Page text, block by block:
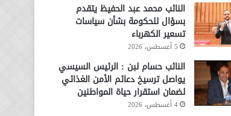
النائب محمد عبد الحفيظ يتقدم
بسؤال للحكومة بشأن سياسات
تسعير الكهرباء
5 أغسطس، 2026
النائب حسام لبن : الرئيس السيسي
يواصل ترسيخ دعائم الأمن الغذائي
لضمان استقرار حياة المواطنين
4 أغسطس، 2026